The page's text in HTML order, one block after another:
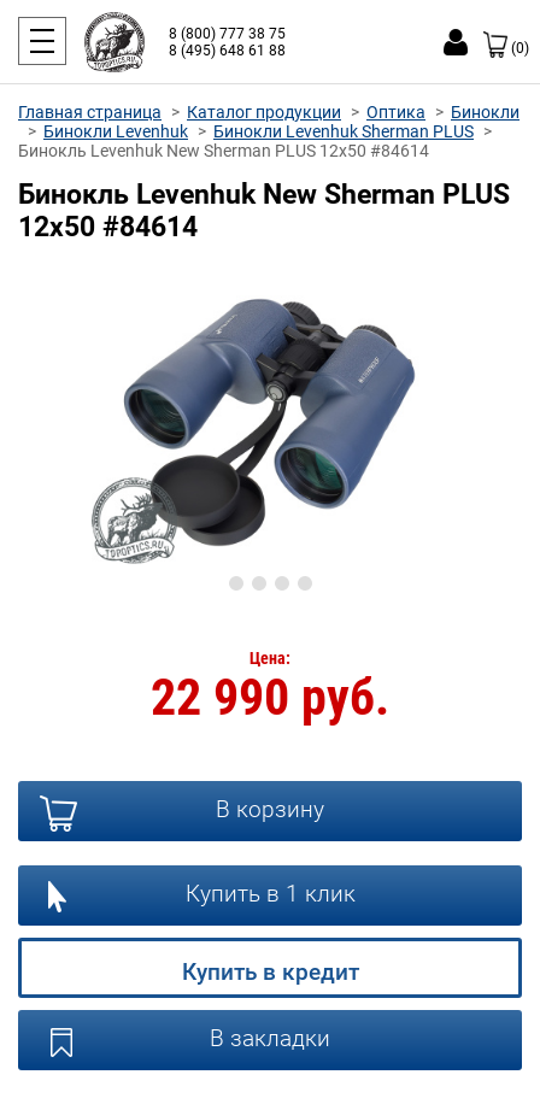
8 (800) 777 38 75
8 (495) 648 61 88
(0)
Главная страница Каталог продукции Оптика
Бинокли
Бинокли Levenhuk
Бинокли Levenhuk Sherman PLUS
Бинокль Levenhuk New Sherman PLUS 12x50 #84614
Бинокль Levenhuk New Sherman PLUS
12x50 #84614
Цена:
22 990 руб.
В корзину
Купить в 1 клик
Купить в кредит
В закладки